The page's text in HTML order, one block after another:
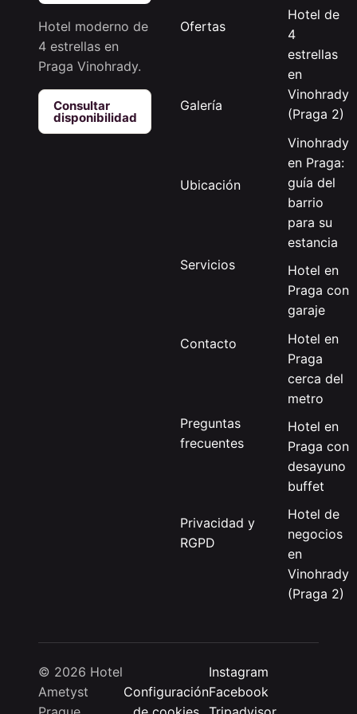
Hotel moderno de
4 estrellas en
Praga Vinohrady.
Consultar
disponibilidad
Ofertas
Galería
Ubicación
Servicios
Contacto
Preguntas
frecuentes
Privacidad y
RGPD
Hotel de
4
estrellas
en
Vinohrady
(Praga 2)
Vinohrady
en Praga:
guía del
barrio
para su
estancia
Hotel en
Praga con
garaje
Hotel en
Praga
cerca del
metro
Hotel en
Praga con
desayuno
buffet
Hotel de
negocios
en
Vinohrady
(Praga 2)
© 2026 Hotel
Ametyst
Configuración
Instagram
Facebook